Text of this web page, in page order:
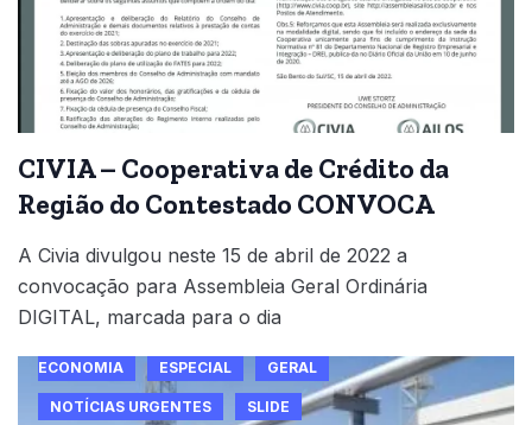
CIVIA – Cooperativa de Crédito da
Região do Contestado CONVOCA
A Civia divulgou neste 15 de abril de 2022 a
convocação para Assembleia Geral Ordinária
DIGITAL, marcada para o dia
ECONOMIA ESPECIAL GERAL
NOTÍCIAS URGENTES SLIDE